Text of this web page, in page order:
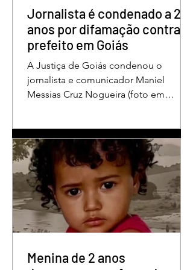
repousando, desferido pelo
Jornalista é condenado a 2
anos por difamação contra
prefeito em Goiás
A Justiça de Goiás condenou o
jornalista e comunicador Maniel
Messias Cruz Nogueira (foto em
pelo crime de difamação contra o ex-
prefeito de Edéia, José Wagner Neves
de Andrade. A sentença foi proferida
pelo juiz Hermes Pereira Vidigal, da
Vara Criminal da Comarca de Edéia. O
jornalista contesta a decisão e diz que
sofre perseguição. Apesar da
regime inicialmente aberto e
Menina de 2 anos